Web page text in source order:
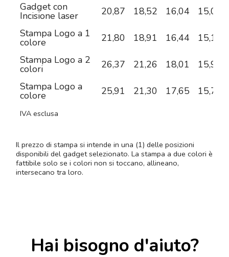
Gadget con
Incisione laser 20,87 18,52 16,04
15,07
Stampa Logo a 1
colore 21,80 18,91 16,44
15,12
Stampa Logo a 2
colori 26,37 21,26 18,01
15,90
Stampa Logo a
colore 25,91 21,30 17,65 15,78
IVA esclusa
Il prezzo di stampa si intende in una (1) delle posizioni
disponibili del gadget selezionato. La stampa a due colori è
fattibile solo se i colori non si toccano, allineano,
intersecano tra loro.
Hai bisogno d'aiuto?